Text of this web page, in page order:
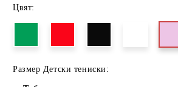
Цвят:
Размер Детски тениски: